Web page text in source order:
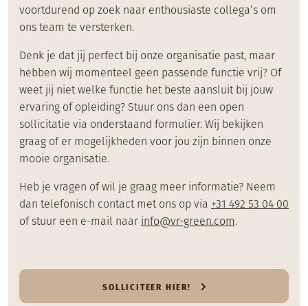
voortdurend op zoek naar enthousiaste collega’s om
ons team te versterken.
Denk je dat jij perfect bij onze organisatie past, maar
hebben wij momenteel geen passende functie vrij? Of
weet jij niet welke functie het beste aansluit bij jouw
ervaring of opleiding? Stuur ons dan een open
sollicitatie via onderstaand formulier. Wij bekijken
graag of er mogelijkheden voor jou zijn binnen onze
mooie organisatie.
Heb je vragen of wil je graag meer informatie? Neem
dan telefonisch contact met ons op via +31 492 53 04 00
of stuur een e-mail naar info@vr-green.com.
SOLLICITEER HIER!